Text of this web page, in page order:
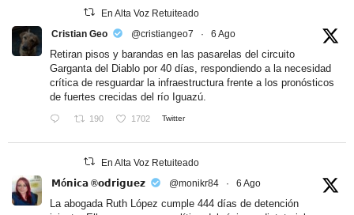
En Alta Voz Retuiteado
Cristian Geo
@cristiangeo7 · 6 Ago
Retiran pisos y barandas en las pasarelas del circuito
Garganta del Diablo por 40 días, respondiendo a la necesidad
crítica de resguardar la infraestructura frente a los pronósticos
de fuertes crecidas del río Iguazú.
190 1702 Twitter
En Alta Voz Retuiteado
𝗠ó𝗻𝗶𝗰𝗮 ®𝗼𝗱𝗿𝗶𝗴𝘂𝗲𝘇
@monikr84 · 6 Ago
La abogada Ruth López cumple 444 días de detención